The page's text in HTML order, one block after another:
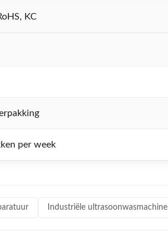
KC
per week
Industriële ultrasoonwasmachine